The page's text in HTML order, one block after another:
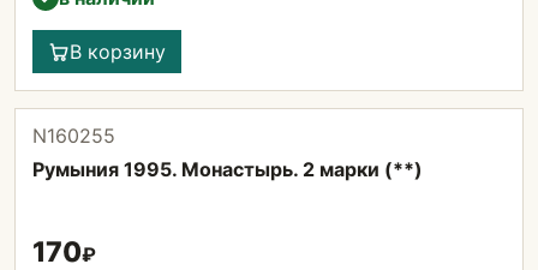
В корзину
N160255
Румыния 1995. Монастырь. 2 марки (**)
170₽